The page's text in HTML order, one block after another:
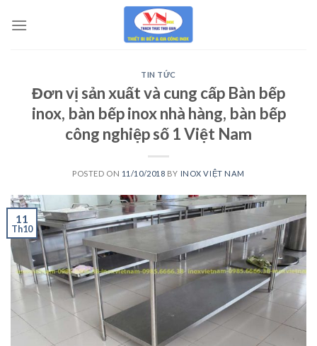
TIN TỨC
Đơn vị sản xuất và cung cấp Bàn bếp
inox, bàn bếp inox nhà hàng, bàn bếp
công nghiệp số 1 Việt Nam
POSTED ON 11/10/2018 BY INOX VIỆT NAM
11
Th10